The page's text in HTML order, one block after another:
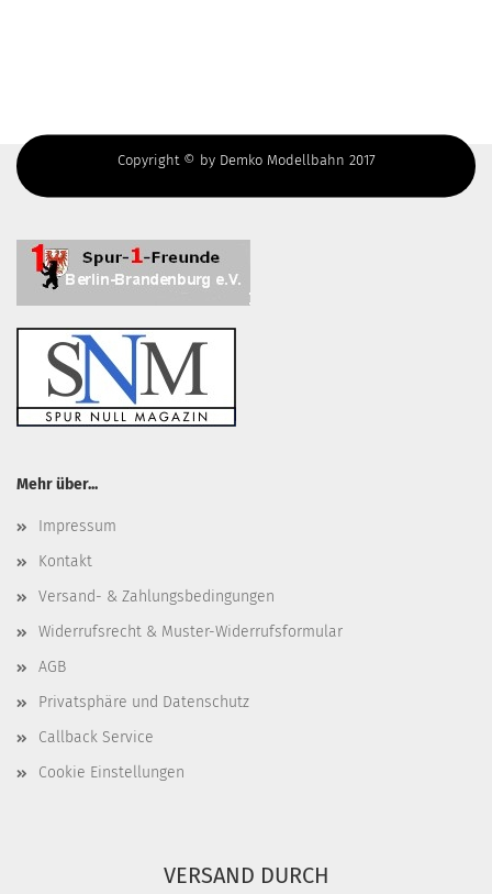
Copyright © by Demko Modellbahn 2017
Mehr über...
Impressum
Kontakt
Versand- & Zahlungsbedingungen
Widerrufsrecht & Muster-Widerrufsformular
AGB
Privatsphäre und Datenschutz
Callback Service
Cookie Einstellungen
VERSAND DURCH